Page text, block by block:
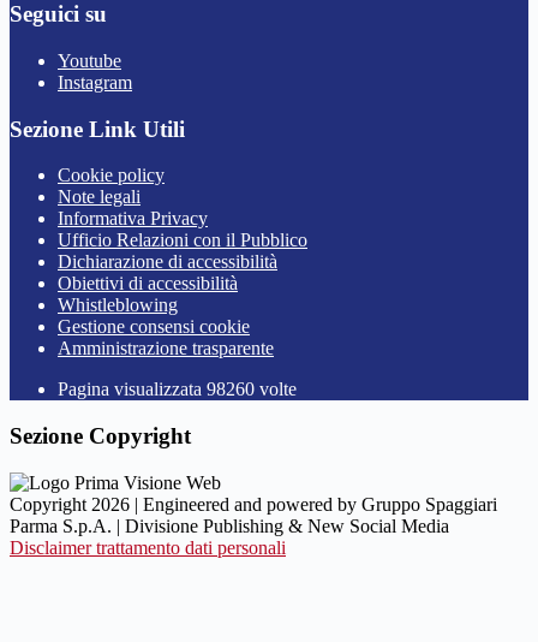
Seguici su
Youtube
Instagram
Sezione Link Utili
Cookie policy
Note legali
Informativa Privacy
Ufficio Relazioni con il Pubblico
Dichiarazione di accessibilità
Obiettivi di accessibilità
Whistleblowing
Gestione consensi cookie
Amministrazione trasparente
Pagina visualizzata 98260 volte
Sezione Copyright
Copyright 2026 | Engineered and powered by Gruppo Spaggiari
Parma S.p.A. | Divisione Publishing & New Social Media
Disclaimer trattamento dati personali